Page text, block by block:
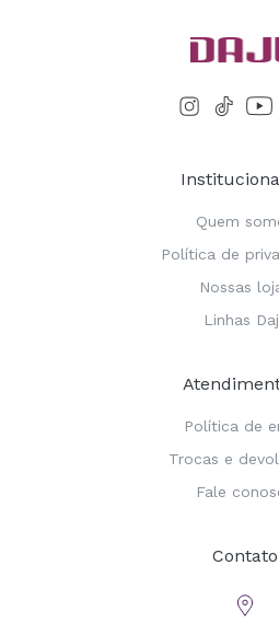
Quem
Política de
Nossas
Linhas
Política de
Trocas e
Fale
Contato